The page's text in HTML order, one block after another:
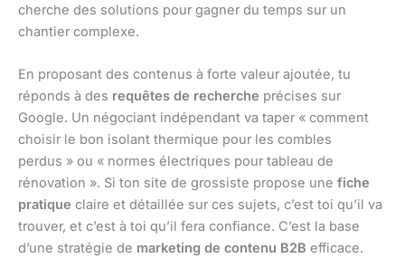
cherche des solutions pour gagner du temps sur un
chantier complexe.
En proposant des contenus à forte valeur ajoutée, tu
réponds à des requêtes de recherche précises sur
Google. Un négociant indépendant va taper « comment
choisir le bon isolant thermique pour les combles
perdus » ou « normes électriques pour tableau de
rénovation ». Si ton site de grossiste propose une fiche
pratique claire et détaillée sur ces sujets, c’est toi qu’il va
trouver, et c’est à toi qu’il fera confiance. C’est la base
d’une stratégie de marketing de contenu B2B efficace.